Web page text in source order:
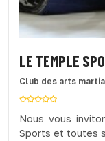
LE TEMPLE
Club des arts
Nous vous
Sports et toutes